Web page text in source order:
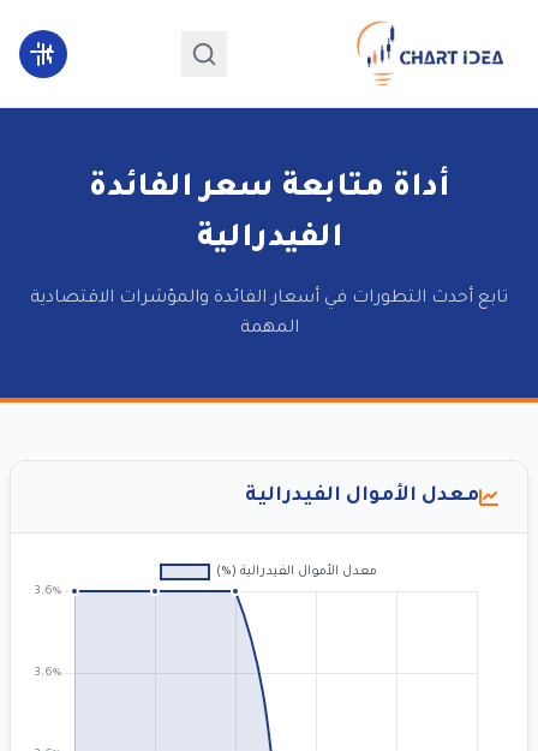
أداة متابعة سعر الفائدة
الفيدرالية
تابع أحدث التطورات في أسعار الفائدة والمؤشرات الاقتصادية
المهمة
معدل الأموال الفيدرالية